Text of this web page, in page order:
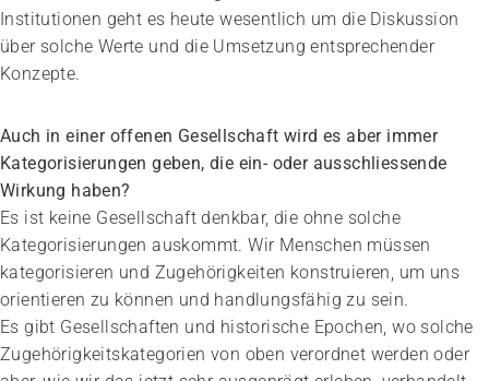
Institutionen geht es heute wesentlich um die Diskussion
über solche Werte und die Umsetzung entsprechender
Konzepte.
Auch in einer offenen Gesellschaft wird es aber immer
Kategorisie­rungen geben, die ein- oder ausschliessende
Wirkung haben?
Es ist keine Gesellschaft denkbar, die ohne solche
Kategorisierungen auskommt. Wir Menschen müssen
kategorisieren und Zugehörigkeiten konstruieren, um uns
orientieren zu können und handlungsfähig zu sein.
Es gibt Gesellschaften und historische Epochen, wo solche
Zugehörigkeitskategorien von oben verordnet werden oder